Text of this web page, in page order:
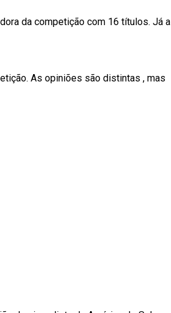
da competição com 16 títulos. Já a
As opiniões são distintas , mas